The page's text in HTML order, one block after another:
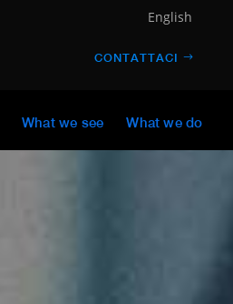
English
CONTATTACI
What we see What we do